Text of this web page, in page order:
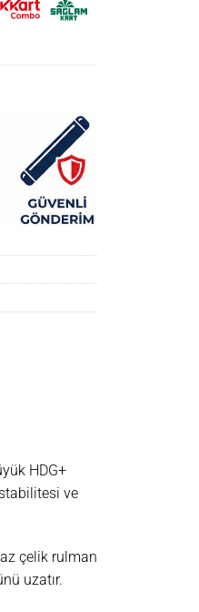
HDG+
ve
çelik rulman
uzatır.